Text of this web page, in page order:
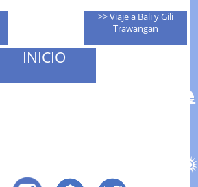
>> Viaje a Bali y Gili
Trawangan
INICIO